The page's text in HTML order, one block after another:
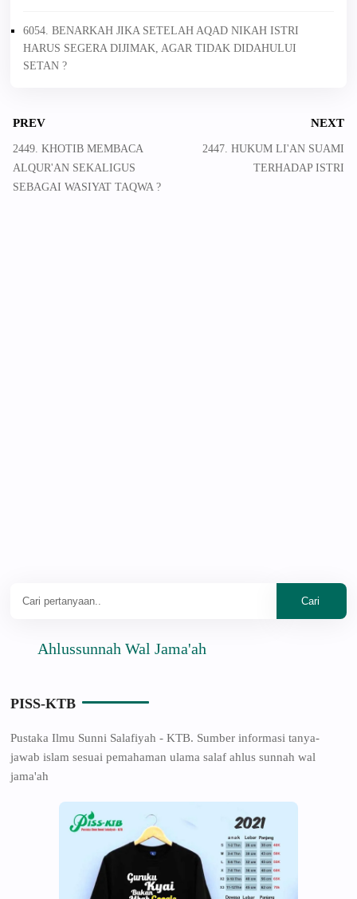
6054. BENARKAH JIKA SETELAH AQAD NIKAH ISTRI
HARUS SEGERA DIJIMAK, AGAR TIDAK DIDAHULUI
SETAN ?
PREV
2449. KHOTIB MEMBACA
ALQUR'AN SEKALIGUS
SEBAGAI WASIYAT TAQWA ?
NEXT
2447. HUKUM LI'AN SUAMI
TERHADAP ISTRI
Ahlussunnah Wal Jama'ah
PISS-KTB
Pustaka Ilmu Sunni Salafiyah - KTB. Sumber informasi tanya-
jawab islam sesuai pemahaman ulama salaf ahlus sunnah wal
jama'ah